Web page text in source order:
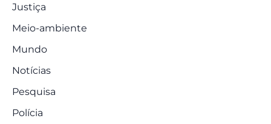
Justiça
Meio-ambiente
Mundo
Notícias
Pesquisa
Polícia